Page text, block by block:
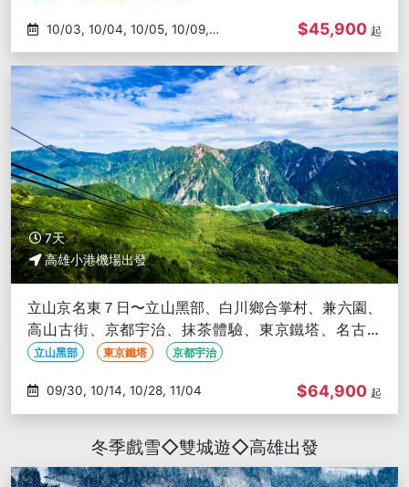
10/19
$45,900 起
7天
高雄小港機場出發
立山京名東７日〜立山黑部、白川鄉合掌村、兼六園、
高山古街、京都宇治、抹茶體驗、東京鐵塔、名古屋
城、銀座金魚館-高雄出發
立山黑部 東京鐵塔 京都宇治
09/30, 10/14, 10/28, 11/04 $64,900 起
冬季戲雪◇雙城遊◇高雄出發